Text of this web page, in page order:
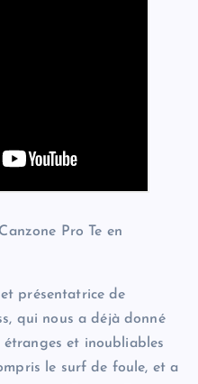
Pro Te en
présentatrice de
qui nous a déjà donné
et inoubliables
le surf de foule, et a